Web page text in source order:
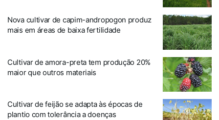
Nova cultivar de capim-andropogon produz
mais em áreas de baixa fertilidade
Cultivar de amora-preta tem produção 20%
maior que outros materiais
Cultivar de feijão se adapta às épocas de
plantio com tolerância a doenças